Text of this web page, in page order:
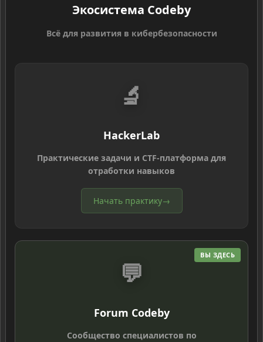
Экосистема Codeby
Всё для развития в кибербезопасности
🔬
HackerLab
Практические задачи и CTF-платформа для
отработки навыков
Начать практику→
ВЫ ЗДЕСЬ
💬
Forum Codeby
Сообщество специалистов по